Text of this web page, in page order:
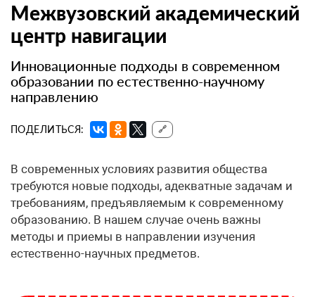
Межвузовский академический
центр навигации
Инновационные подходы в современном
образовании по естественно-научному
направлению
ПОДЕЛИТЬСЯ: 🔗
​В современных условиях развития общества
требуются новые подходы, адекватные задачам и
требованиям, предъявляемым к современному
образованию. В нашем случае очень важны
методы и приемы в направлении изучения
естественно-научных предметов.